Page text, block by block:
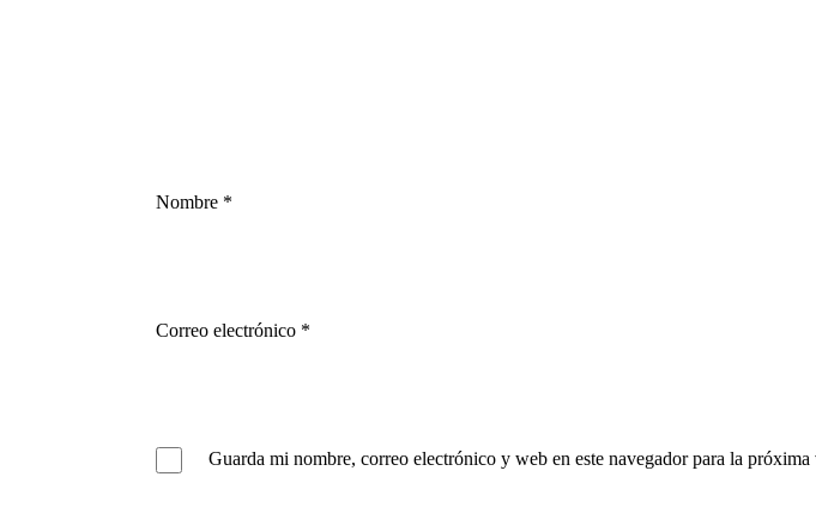
Nombre *
Correo electrónico *
Guarda mi nombre, correo electrónico y web en este navegador para la próxima